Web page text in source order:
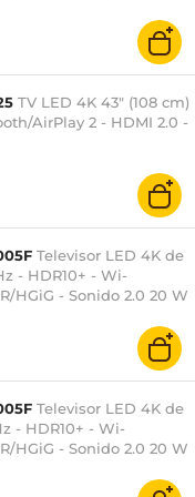
Tizen OS - HDMI/USB-
- Negro
TV LED 4K 43" (108 cm)
AirPlay 2 - HDMI 2.0 -
Televisor LED 4K de
- HDR10+ - Wi-
HGiG - Sonido 2.0 20 W
Televisor LED 4K de
- HDR10+ - Wi-
HGiG - Sonido 2.0 20 W